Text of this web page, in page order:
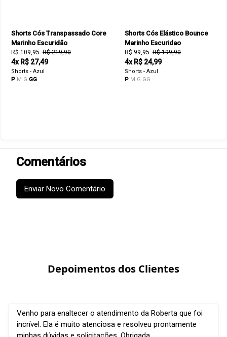
Shorts Cós Transpassado Core
Marinho Escuridão
R$ 109,95 R$ 219,90
4x R$ 27,49
Shorts - Azul
P M G GG
Shorts Cós Elástico Bounce
Marinho Escuridao
R$ 99,95 R$ 199,90
4x R$ 24,99
Shorts - Azul
P M G GG
Comentários
Enviar Novo Comentário
Depoimentos dos Clientes
Venho para enaltecer o atendimento da Roberta que foi
incrível. Ela é muito atenciosa e resolveu prontamente